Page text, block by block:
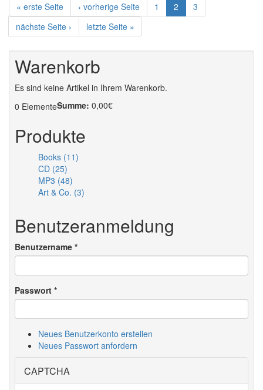
« erste Seite ‹ vorherige Seite 1 2
3
nächste Seite ›
letzte Seite »
Warenkorb
Es sind keine Artikel in Ihrem Warenkorb.
0 ElementeSumme: 0,00€
Produkte
Books (11)
CD (25)
MP3 (48)
Art & Co. (3)
Benutzeranmeldung
Benutzername *
Passwort *
Neues Benutzerkonto erstellen
Neues Passwort anfordern
CAPTCHA